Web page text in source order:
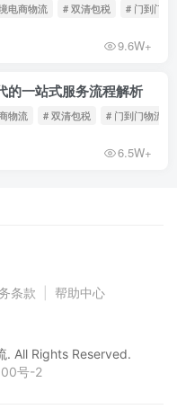
电商物流 # 双清包税 # 门到门物
9.6W+
的一站式服务流程解析
物流 # 双清包税 # 门到门物流
6.5W+
条款 帮助中心
All Rights Reserved.
号-2